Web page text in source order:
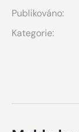
Publikováno:
Kategorie: